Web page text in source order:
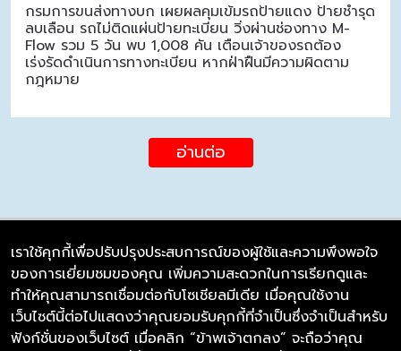
กรมการขนส่งทางบก เผยผลคุมเข้มรถป้ายแดง ป้ายชำรุด
ลบเลือน รถไม่ติดแผ่นป้ายทะเบียน วิ่งผ่านช่องทาง M-
Flow รวม 5 วัน พบ 1,008 คัน เตือนเจ้าของรถต้อง
เร่งรัดดำเนินการทางทะเบียน หากฝ่าฝืนมีความผิดตาม
กฎหมาย
อ่านต่อ
บริษัท ซิมลิงค์ จำกัด
98/226 Bangrakyai-Baanmai Road,
Bangyai, Nonthaburi 11140
เราใช้คุกกี้เพื่อปรับปรุงประสบการณ์ของผู้ใช้และความพึงพอใจ
ของการเยี่ยมชมของคุณ เพิ่มความสะดวกในการเรียกดูและ
ทำให้คุณสามารถเชื่อมต่อกับโซเชียลมีเดีย เมื่อคุณใช้งาน
เว็บไซต์นี้ต่อไปแสดงว่าคุณยอมรับคุกกี้ที่จำเป็นซึ่งจำเป็นสำหรับ
ฟังก์ชั่นของเว็บไซต์ เมื่อคลิก “ข้าพเจ้าตกลง” จะถือว่าคุณ